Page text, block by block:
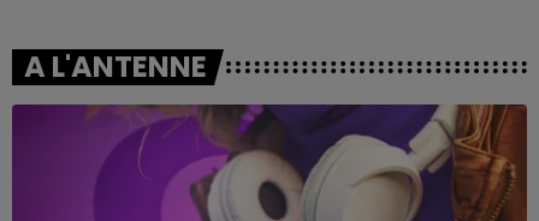
A L'ANTENNE